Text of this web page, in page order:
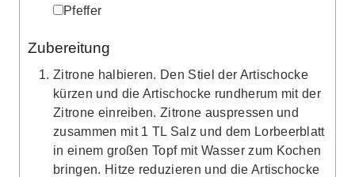
▢
Pfeffer
Zubereitung
Zitrone halbieren. Den Stiel der Artischocke
kürzen und die Artischocke rundherum mit der
Zitrone einreiben. Zitrone auspressen und
zusammen mit 1 TL Salz und dem Lorbeerblatt
in einem großen Topf mit Wasser zum Kochen
bringen. Hitze reduzieren und die Artischocke